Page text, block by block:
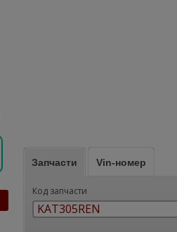
Запчасти Vin-номер
Код запчасти